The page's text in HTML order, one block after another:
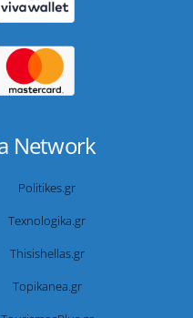
Network
Politikes.gr
Texnologika.gr
Thisishellas.gr
Topikanea.gr